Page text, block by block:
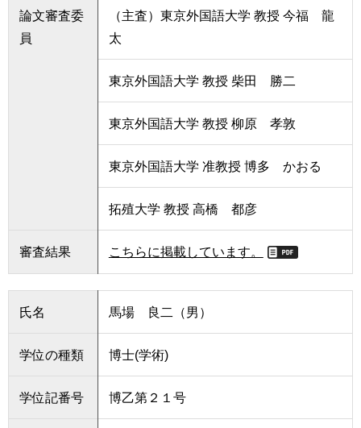
論文審査委
員
（主査）東京外国語大学 教授 今福 龍
太
東京外国語大学 教授 柴田 勝二
東京外国語大学 教授 柳原 孝敦
東京外国語大学 准教授 博多 かおる
拓殖大学 教授 高橋 都彦
審査結果 こちらに掲載しています。
氏名 馬場 良二（男）
学位の種類 博士(学術)
学位記番号 博乙第２１号